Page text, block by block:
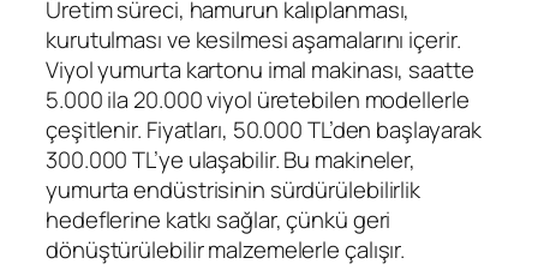
Üretim süreci, hamurun kalıplanması,
kurutulması ve kesilmesi aşamalarını içerir.
Viyol yumurta kartonu imal makinası, saatte
5.000 ila 20.000 viyol üretebilen modellerle
çeşitlenir. Fiyatları, 50.000 TL’den başlayarak
300.000 TL’ye ulaşabilir. Bu makineler,
yumurta endüstrisinin sürdürülebilirlik
hedeflerine katkı sağlar, çünkü geri
dönüştürülebilir malzemelerle çalışır.